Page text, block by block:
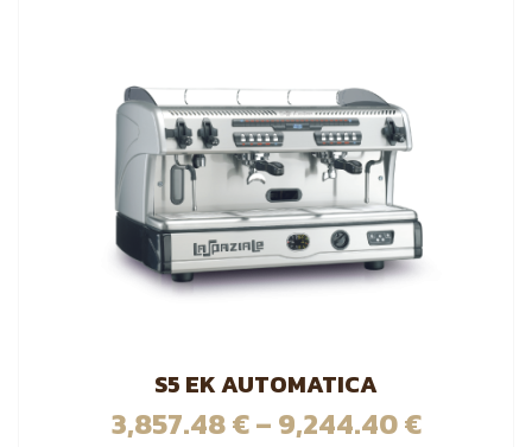
S5 EK AUTOMATICA
3,857.48€– 9,244.40€